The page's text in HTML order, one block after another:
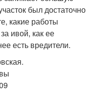
был достаточно
какие работы
ивой, как ее
есть вредители.